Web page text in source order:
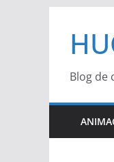
contenido
Blog de